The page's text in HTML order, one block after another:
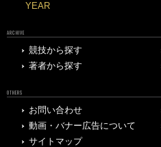
YEAR
ARCHIVE
競技から探す
著者から探す
OTHERS
お問い合わせ
動画・バナー広告について
サイトマップ